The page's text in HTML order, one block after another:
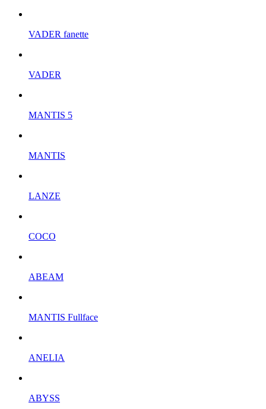
VADER fanette
VADER
MANTIS 5
MANTIS
LANZE
COCO
ABEAM
MANTIS Fullface
ANELIA
ABYSS